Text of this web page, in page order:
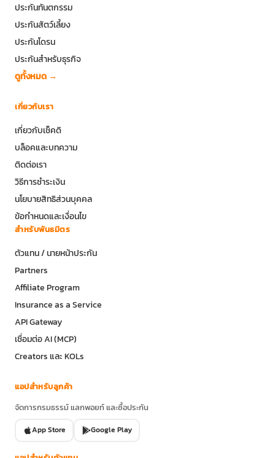
ประกันทันตกรรม
ประกันสัตว์เลี้ยง
ประกันโดรน
ประกันสำหรับธุรกิจ
ดูทั้งหมด →
เกี่ยวกับเรา
เกี่ยวกับเช็คดิ
บล็อคและบทความ
ติดต่อเรา
วิธีการชำระเงิน
นโยบายสิทธิส่วนบุคคล
ข้อกำหนดและเงื่อนไข
สำหรับพันธมิตร
ตัวแทน / นายหน้าประกัน
Partners
Affiliate Program
Insurance as a Service
API Gateway
เชื่อมต่อ AI (MCP)
Creators และ KOLs
แอปสำหรับลูกค้า
จัดการกรมธรรม์ แลกพอยท์ และซื้อประกัน
App Store Google Play